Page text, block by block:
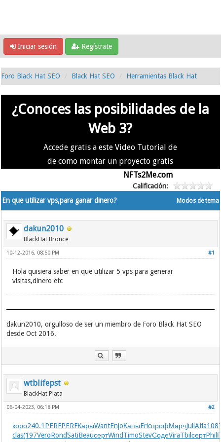
Iniciar sesión Regístrate
Foro Black Hat SEO Black Hat SEO Herramientas Black Hat
¿Conoces las posibilidades de la
Web 3?
Accede gratis a este Video Tutorial de
de como montar un proyecto gratis
NFTs2Me.com
Calificación:
Modos de tema
En que utilizar vps,para ganar dinero?
dakun2010
BlackHat Bronce
#1
10-12-2016, 08:50 PM
Hola quisiera saber en que utilizar 5 vps para generar
visitas,dinero etc
dakun2010, orgulloso de ser un miembro de Foro Black Hat SEO
desde Oct 2016.
wtblifepst
BlackHat Plata
#2
06-04-2023, 06:18 PM
коро240.1 PERFPERFКарыWantEnjoКапыEricпрофМарчJuliAtla
clas(197VeroRondSatiBeauсертWindTimoStevСодеViraTbilсертPhil